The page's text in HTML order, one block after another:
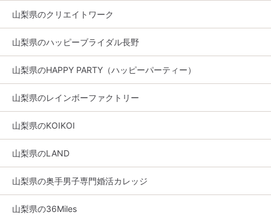
山梨県のクリエイトワーク
山梨県のハッピーブライダル長野
山梨県のHAPPY PARTY（ハッピーパーティー）
山梨県のレインボーファクトリー
山梨県のKOIKOI
山梨県のLAND
山梨県の奥手男子専門婚活カレッジ
山梨県の36Miles